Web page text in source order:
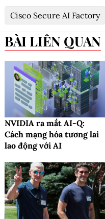
Cisco Secure AI Factory
BÀI LIÊN QUAN
NVIDIA ra mắt AI-Q:
Cách mạng hóa tương lai
lao động với AI